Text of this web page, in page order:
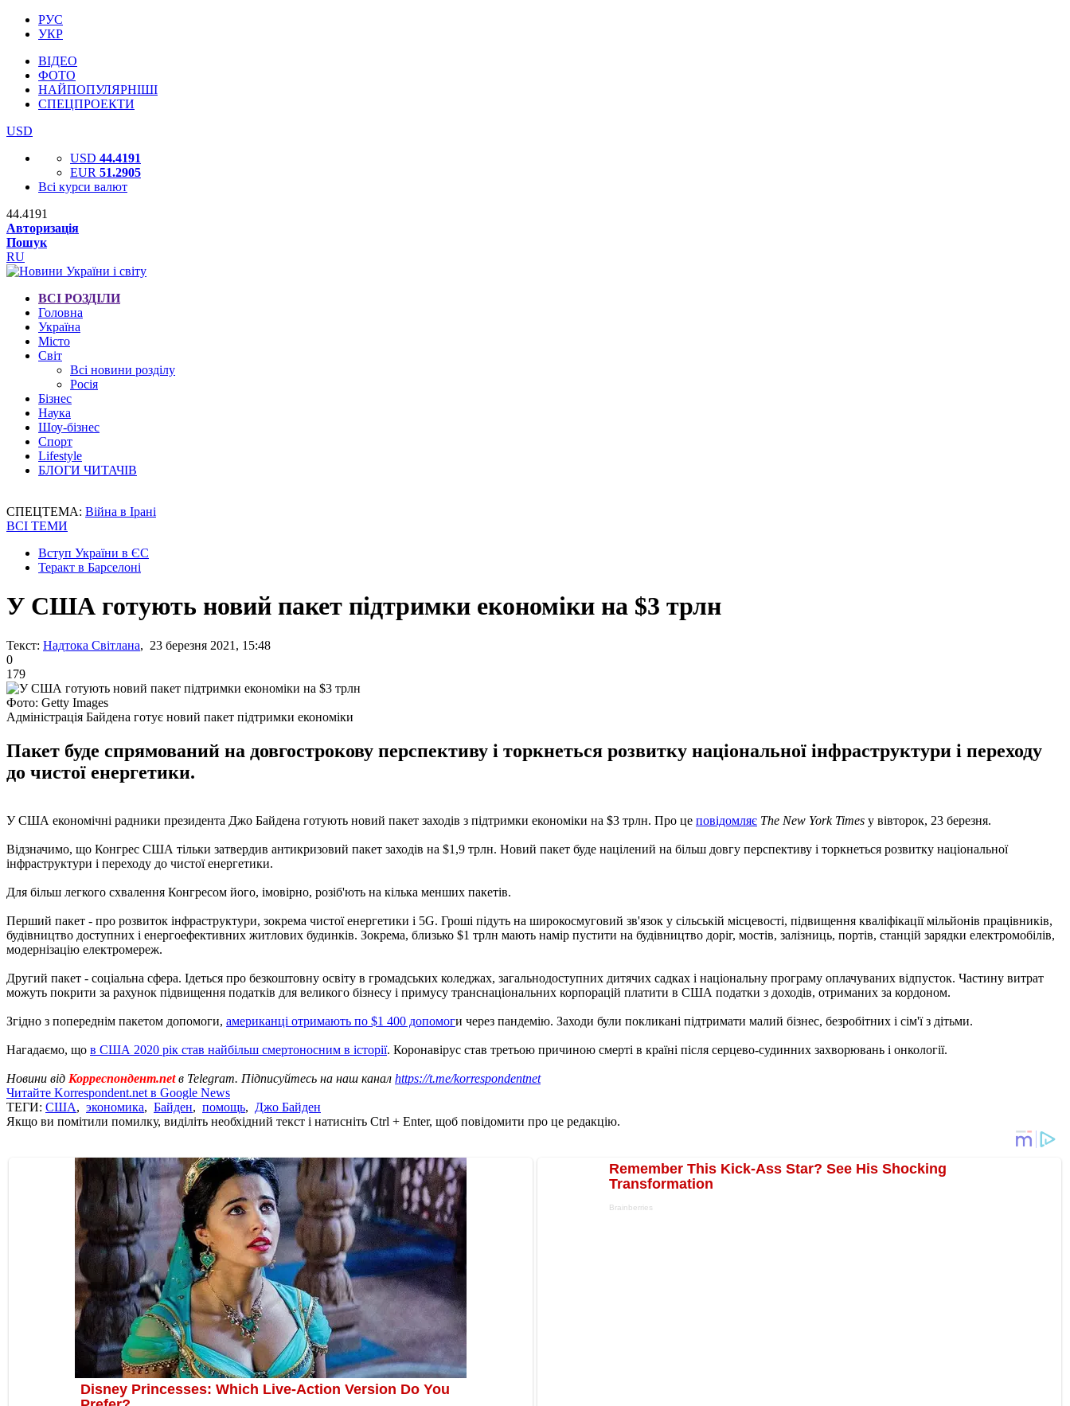
РУС
УКР
ВІДЕО
ФОТО
НАЙПОПУЛЯРНІШІ
СПЕЦПРОЕКТИ
USD
USD 44.4191
EUR 51.2905
Всі курси валют
44.4191
Авторизація
Пошук
RU
ВСІ РОЗДІЛИ
Головна
Україна
Місто
Світ
Всі новини розділу
Росія
Бізнес
Наука
Шоу-бізнес
Спорт
Lifestyle
БЛОГИ ЧИТАЧІВ
СПЕЦТЕМА: Війна в Ірані
ВСІ ТЕМИ
Вступ України в ЄС
Теракт в Барселоні
У США готують новий пакет підтримки економіки на $3 трлн
Текст: Надтока Світлана, 23 березня 2021, 15:48
0
179
Фото: Getty Images
Адміністрація Байдена готує новий пакет підтримки економіки
Пакет буде спрямований на довгострокову перспективу і торкнеться розвитку національної інфраструктури і переходу
до чистої енергетики.
У США економічні радники президента Джо Байдена готують новий пакет заходів з підтримки економіки на $3 трлн. Про це повідомляє The New York Times у вівторок, 23 березня.
Відзначимо, що Конгрес США тільки затвердив антикризовий пакет заходів на $1,9 трлн. Новий пакет буде націлений на більш довгу перспективу і торкнеться розвитку національної
інфраструктури і переходу до чистої енергетики.
Для більш легкого схвалення Конгресом його, імовірно, розіб'ють на кілька менших пакетів.
Перший пакет - про розвиток інфраструктури, зокрема чистої енергетики і 5G. Гроші підуть на широкосмуговий зв'язок у сільській місцевості, підвищення кваліфікації мільйонів працівників,
будівництво доступних і енергоефективних житлових будинків. Зокрема, близько $1 трлн мають намір пустити на будівництво доріг, мостів, залізниць, портів, станцій зарядки електромобілів,
модернізацію електромереж.
Другий пакет - соціальна сфера. Ідеться про безкоштовну освіту в громадських коледжах, загальнодоступних дитячих садках і національну програму оплачуваних відпусток. Частину витрат
можуть покрити за рахунок підвищення податків для великого бізнесу і примусу транснаціональних корпорацій платити в США податки з доходів, отриманих за кордоном.
Згідно з попереднім пакетом допомоги, американці отримають по $1 400 допомоги через пандемію. Заходи були покликані підтримати малий бізнес, безробітних і сім'ї з дітьми.
Нагадаємо, що в США 2020 рік став найбільш смертоносним в історії. Коронавірус став третьою причиною смерті в країні після серцево-судинних захворювань і онкології.
Новини від Корреспондент.netв Telegram. Підписуйтесь на наш канал https://t.me/korrespondentnet
Читайте Korrespondent.net в Google News
ТЕГИ: США, экономика, Байден, помощь, Джо Байден
Якщо ви помітили помилку, виділіть необхідний текст і натисніть Ctrl + Enter, щоб повідомити про це редакцію.